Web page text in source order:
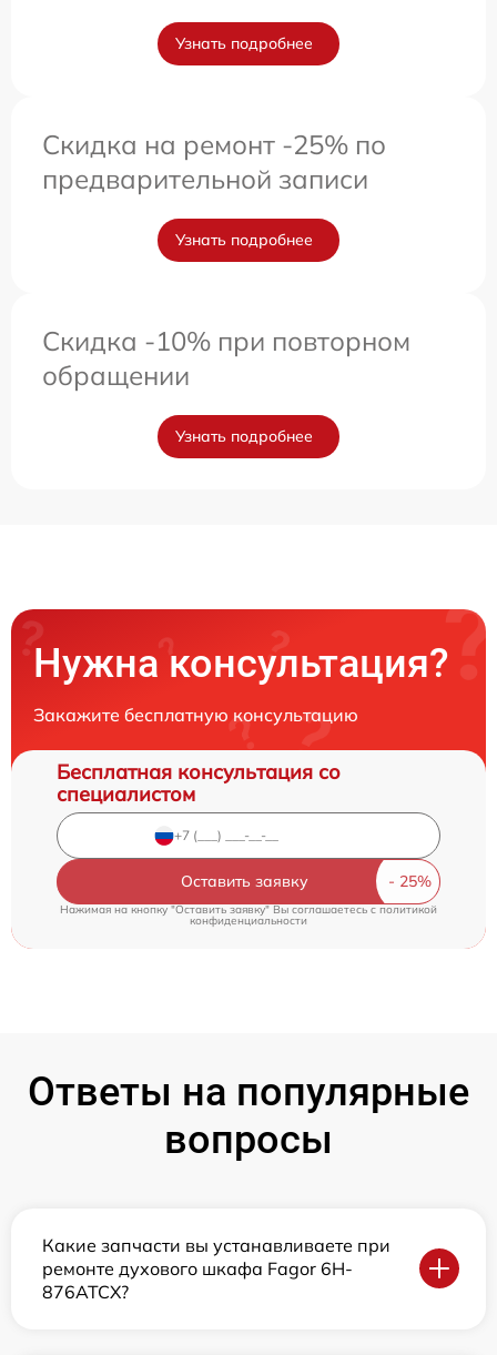
Узнать подробнее
Скидка на ремонт -25% по
предварительной записи
Узнать подробнее
Скидка -10% при повторном
обращении
Узнать подробнее
Нужна консультация?
Закажите бесплатную консультацию
Бесплатная консультация со
специалистом
Оставить заявку
Нажимая на кнопку "Оставить заявку" Вы соглашаетесь cполитикой
конфиденциальности
Ответы на популярные
вопросы
Какие запчасти вы устанавливаете при
ремонте духового шкафа Fagor 6H-
876ATCX?